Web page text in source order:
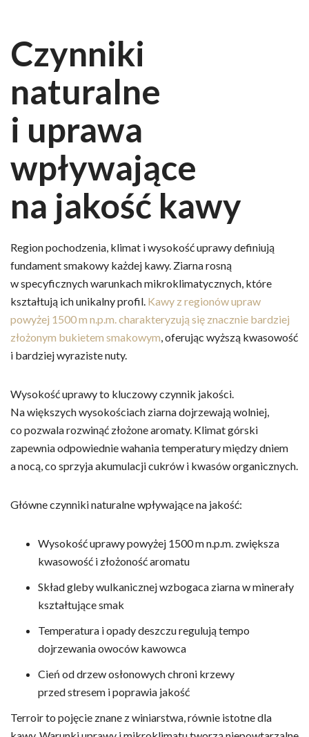
Czynniki
naturalne
i uprawa
wpływające
na jakość kawy
Region pochodzenia, klimat i wysokość uprawy definiują
fundament smakowy każdej kawy. Ziarna rosną
w specyficznych warunkach mikroklimatycznych, które
kształtują ich unikalny profil. Kawy z regionów upraw
powyżej 1500 m n.p.m. charakteryzują się znacznie bardziej
złożonym bukietem smakowym, oferując wyższą kwasowość
i bardziej wyraziste nuty.
Wysokość uprawy to kluczowy czynnik jakości.
Na większych wysokościach ziarna dojrzewają wolniej,
co pozwala rozwinąć złożone aromaty. Klimat górski
zapewnia odpowiednie wahania temperatury między dniem
a nocą, co sprzyja akumulacji cukrów i kwasów organicznych.
Główne czynniki naturalne wpływające na jakość:
Wysokość uprawy powyżej 1500 m n.p.m. zwiększa
kwasowość i złożoność aromatu
Skład gleby wulkanicznej wzbogaca ziarna w minerały
kształtujące smak
Temperatura i opady deszczu regulują tempo
dojrzewania owoców kawowca
Cień od drzew osłonowych chroni krzewy
przed stresem i poprawia jakość
Terroir to pojęcie znane z winiarstwa, równie istotne dla